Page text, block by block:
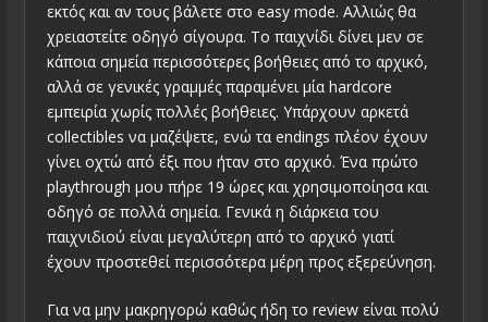
εκτός και αν τους βάλετε στο easy mode. Αλλιώς θα
χρειαστείτε οδηγό σίγουρα. Το παιχνίδι δίνει μεν σε
κάποια σημεία περισσότερες βοήθειες από το αρχικό,
αλλά σε γενικές γραμμές παραμένει μία hardcore
εμπειρία χωρίς πολλές βοήθειες. Υπάρχουν αρκετά
collectibles να μαζέψετε, ενώ τα endings πλέον έχουν
γίνει οχτώ από έξι που ήταν στο αρχικό. Ένα πρώτο
playthrough μου πήρε 19 ώρες και χρησιμοποίησα και
οδηγό σε πολλά σημεία. Γενικά η διάρκεια του
παιχνιδιού είναι μεγαλύτερη από το αρχικό γιατί
έχουν προστεθεί περισσότερα μέρη προς εξερεύνηση.
Για να μην μακρηγορώ καθώς ήδη το review είναι πολύ